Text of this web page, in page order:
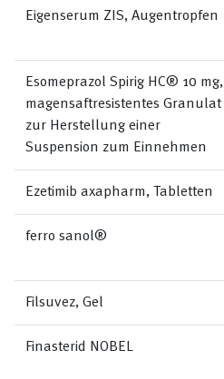
Eigenserum ZIS, Augentropfen
Esomeprazol Spirig HC® 10 mg,
magensaftresistentes Granulat
zur Herstellung einer
Suspension zum Einnehmen
Ezetimib axapharm, Tabletten
ferro sanol®
Filsuvez, Gel
Finasterid NOBEL